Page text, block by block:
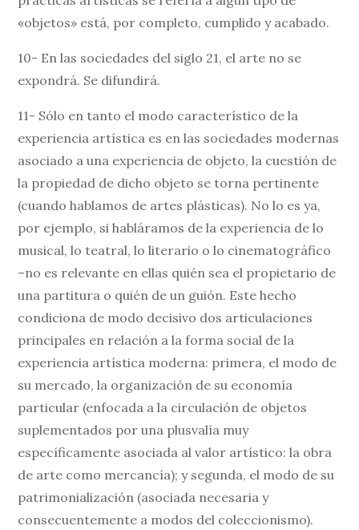
«objetos» está, por completo, cumplido y acabado.
10- En las sociedades del siglo 21, el arte no se
expondrá. Se difundirá.
11- Sólo en tanto el modo característico de la
experiencia artística es en las sociedades modernas
asociado a una experiencia de objeto, la cuestión de
la propiedad de dicho objeto se torna pertinente
(cuando hablamos de artes plásticas). No lo es ya,
por ejemplo, si habláramos de la experiencia de lo
musical, lo teatral, lo literario o lo cinematográfico
–no es relevante en ellas quién sea el propietario de
una partitura o quién de un guión. Este hecho
condiciona de modo decisivo dos articulaciones
principales en relación a la forma social de la
experiencia artística moderna: primera, el modo de
su mercado, la organización de su economía
particular (enfocada a la circulación de objetos
suplementados por una plusvalía muy
específicamente asociada al valor artístico: la obra
de arte como mercancía); y segunda, el modo de su
patrimonialización (asociada necesaria y
consecuentemente a modos del coleccionismo).